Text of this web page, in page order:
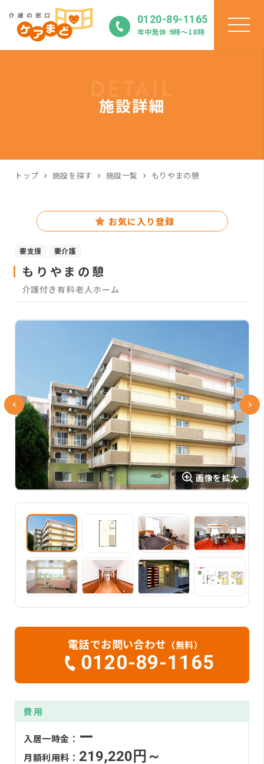
0120-89-1165
年中無休 9時〜18時
施設詳細
トップ 施設を探す 施設一覧 もりやまの憩
お気に入り登録
要支援 要介護
もりやまの憩
介護付き有料老人ホーム
電話でお問い合わせ （無料）
0120-89-1165
費用
入居一時金： ー
月額利用料： 219,220円～